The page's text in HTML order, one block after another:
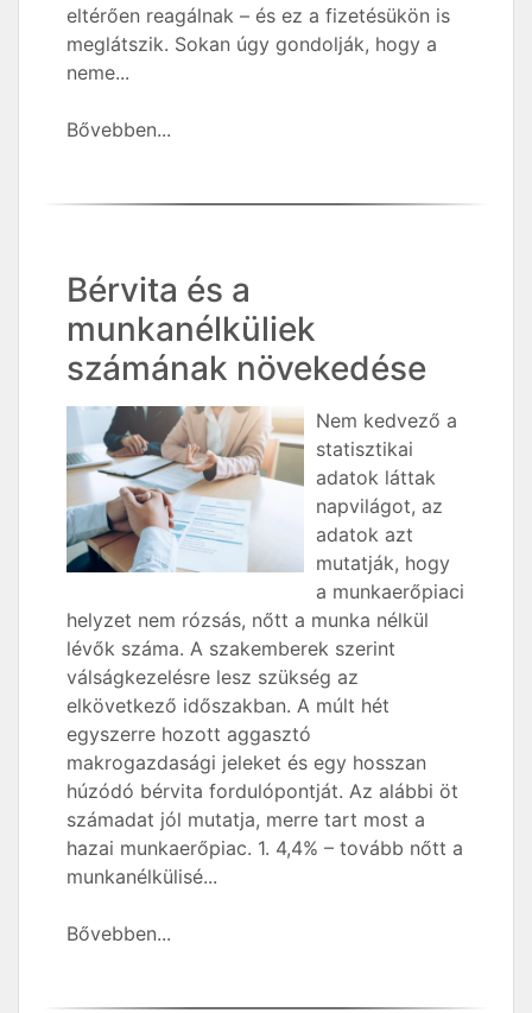
eltérően reagálnak – és ez a fizetésükön is
meglátszik. Sokan úgy gondolják, hogy a
neme...
Bővebben...
Bérvita és a
munkanélküliek
számának növekedése
Nem kedvező a
statisztikai
adatok láttak
napvilágot, az
adatok azt
mutatják, hogy
a munkaerőpiaci
helyzet nem rózsás, nőtt a munka nélkül
lévők száma. A szakemberek szerint
válságkezelésre lesz szükség az
elkövetkező időszakban. A múlt hét
egyszerre hozott aggasztó
makrogazdasági jeleket és egy hosszan
húzódó bérvita fordulópontját. Az alábbi öt
számadat jól mutatja, merre tart most a
hazai munkaerőpiac. 1. 4,4% – tovább nőtt a
munkanélkülisé...
Bővebben...